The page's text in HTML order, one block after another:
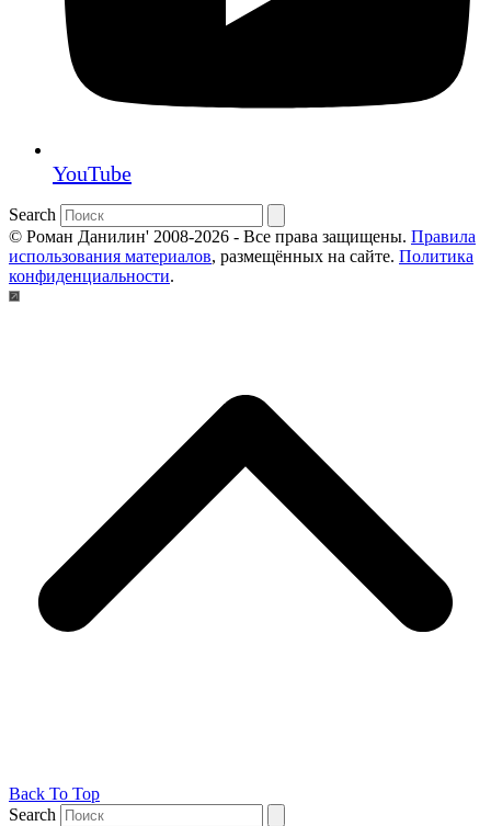
YouTube
Search
© Роман Данилин' 2008-2026 - Все права защищены. Правила
использования материалов, размещённых на сайте. Политика
конфиденциальности.
Back To Top
Search